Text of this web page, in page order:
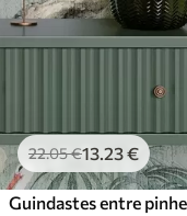
22.05€13 .23€